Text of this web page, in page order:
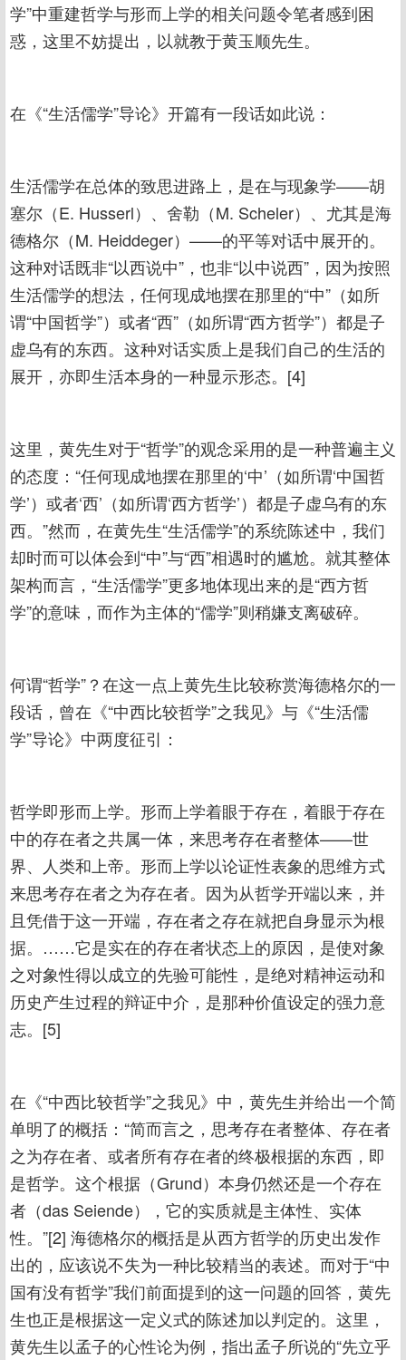
学”中重建哲学与形而上学的相关问题令笔者感到困
惑，这里不妨提出，以就教于黄玉顺先生。
在《“生活儒学”导论》开篇有一段话如此说：
生活儒学在总体的致思进路上，是在与现象学——胡
塞尔（E. Husserl）、舍勒（M. Scheler）、尤其是海
德格尔（M. Heiddeger）——的平等对话中展开的。
这种对话既非“以西说中”，也非“以中说西”，因为按照
生活儒学的想法，任何现成地摆在那里的“中”（如所
谓“中国哲学”）或者“西”（如所谓“西方哲学”）都是子
虚乌有的东西。这种对话实质上是我们自己的生活的
展开，亦即生活本身的一种显示形态。[4]
这里，黄先生对于“哲学”的观念采用的是一种普遍主义
的态度：“任何现成地摆在那里的‘中’（如所谓‘中国哲
学’）或者‘西’（如所谓‘西方哲学’）都是子虚乌有的东
西。”然而，在黄先生“生活儒学”的系统陈述中，我们
却时而可以体会到“中”与“西”相遇时的尴尬。就其整体
架构而言，“生活儒学”更多地体现出来的是“西方哲
学”的意味，而作为主体的“儒学”则稍嫌支离破碎。
何谓“哲学”？在这一点上黄先生比较称赏海德格尔的一
段话，曾在《“中西比较哲学”之我见》与《“生活儒
学”导论》中两度征引：
哲学即形而上学。形而上学着眼于存在，着眼于存在
中的存在者之共属一体，来思考存在者整体——世
界、人类和上帝。形而上学以论证性表象的思维方式
来思考存在者之为存在者。因为从哲学开端以来，并
且凭借于这一开端，存在者之存在就把自身显示为根
据。……它是实在的存在者状态上的原因，是使对象
之对象性得以成立的先验可能性，是绝对精神运动和
历史产生过程的辩证中介，是那种价值设定的强力意
志。[5]
在《“中西比较哲学”之我见》中，黄先生并给出一个简
单明了的概括：“简而言之，思考存在者整体、存在者
之为存在者、或者所有存在者的终极根据的东西，即
是哲学。这个根据（Grund）本身仍然还是一个存在
者（das Seiende），它的实质就是主体性、实体
性。”[2] 海德格尔的概括是从西方哲学的历史出发作
出的，应该说不失为一种比较精当的表述。而对于“中
国有没有哲学”我们前面提到的这一问题的回答，黄先
生也正是根据这一定义式的陈述加以判定的。这里，
黄先生以孟子的心性论为例，指出孟子所说的“先立乎